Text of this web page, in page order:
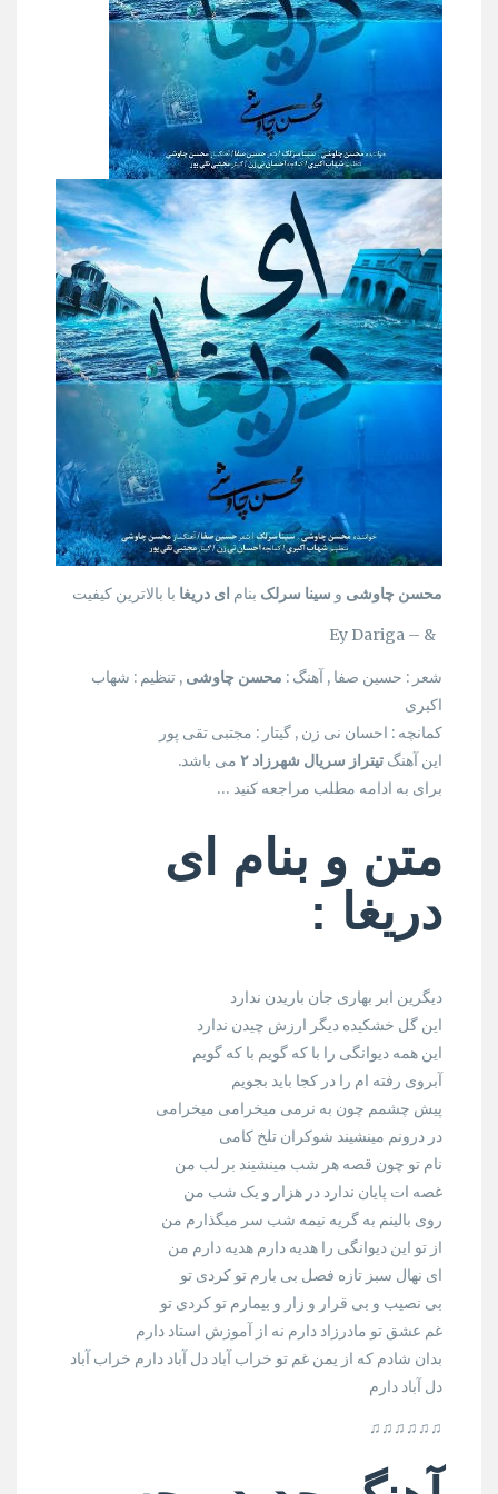
محسن چاوشی و سینا سرلک بنام ای دریغا با بالاترین کیفیت
& – Ey Dariga
شعر : حسین صفا , آهنگ : محسن چاوشی , تنظیم : شهاب
اکبری
کمانچه : احسان نی زن , گیتار : مجتبی تقی پور
این آهنگ تیتراز سریال شهرزاد ۲
می باشد.
برای به ادامه مطلب مراجعه کنید …
متن و بنام ای
دریغا :
دیگرین ابر بهاری جان باریدن ندارد
این گل خشکیده دیگر ارزش چیدن ندارد
این همه دیوانگی را با که گویم با که گویم
آبروی رفته ام را در کجا باید بجویم
پیش چشمم چون به نرمی میخرامی میخرامی
در درونم مینشیند شوکران تلخ کامی
نام تو چون قصه هر شب مینشیند بر لب من
غصه ات پایان ندارد در هزار و یک شب من
روی بالینم به گریه نیمه شب سر میگذارم من
از تو این دیوانگی را هدیه دارم هدیه دارم من
ای نهال سبز تازه فصل بی بارم تو کردی تو
بی نصیب و بی قرار و زار و بیمارم تو کردی تو
غم عشق تو مادرزاد دارم نه از آموزش استاد دارم
بدان شادم که از یمن غم تو خراب آباد دل آباد دارم خراب آباد
دل آباد دارم
♫♫♫♫♫♫